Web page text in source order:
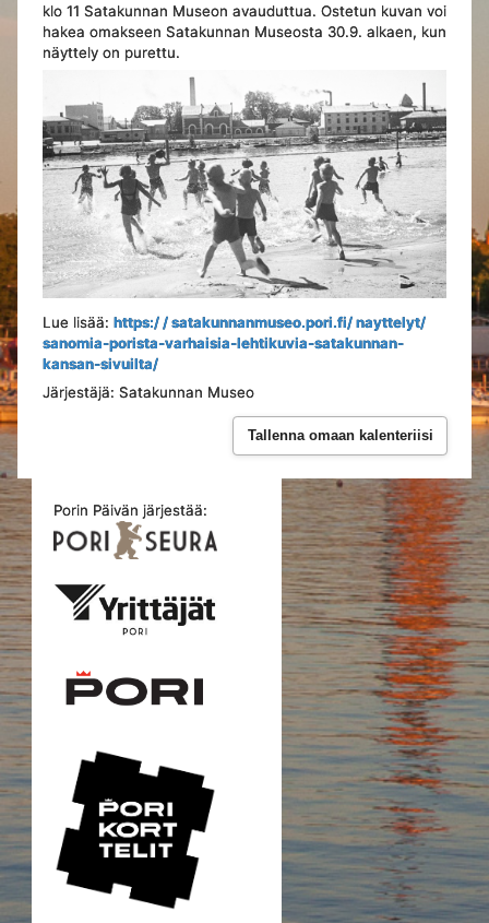
klo 11 Satakunnan Museon avauduttua. Ostetun kuvan voi
hakea omakseen Satakunnan Museosta 30.9. alkaen, kun
näyttely on purettu.
Lue lisää: https:/ / satakunnanmuseo.pori.fi/ nayttelyt/
sanomia-porista-varhaisia-lehtikuvia-satakunnan-
kansan-sivuilta/
Järjestäjä: Satakunnan Museo
Tallenna omaan kalenteriisi
Porin Päivän järjestää: